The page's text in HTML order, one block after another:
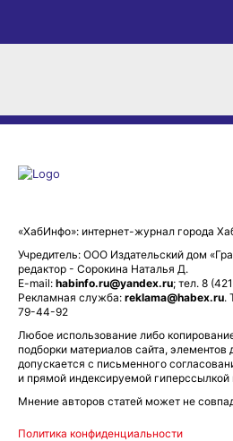
«ХабИнфо»: интернет-журнал города
Учредитель: ООО Издательский дом
редактор - Сорокина Наталья Д.
E-mail: habinfo.ru@yandex.ru; тел. 8
Рекламная служба: reklama@habex.ru.
79-44-92
Любое использование либо
подборки материалов сайта,
допускается с письменного
и прямой индексируемой гиперссылкой
Мнение авторов статей может не
Политика конфиденциальности